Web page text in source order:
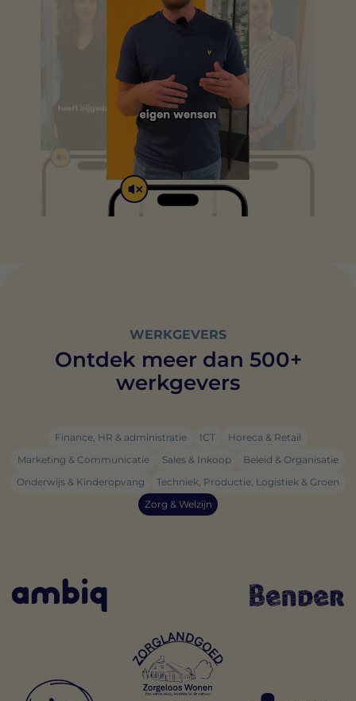
WERKGEVERS
Ontdek meer dan 500+
werkgevers
Finance, HR & administratie ICT
Horeca & Retail
Marketing & Communicatie
Sales & Inkoop
Beleid & Organisatie
Onderwijs & Kinderopvang
Techniek, Productie, Logistiek & Groen
Zorg & Welzijn